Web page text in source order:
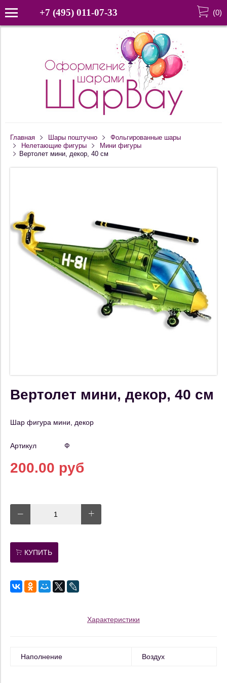
+7 (495) 011-07-33 (0)
Главная Шары поштучно
Фольгированные шары
Нелетающие фигуры
Мини фигуры
Вертолет мини, декор, 40 см
Вертолет мини, декор, 40 см
Шар фигура мини, декор
Артикул Ф
200.00 руб
КУПИТЬ
Характеристики
Наполнение Воздух